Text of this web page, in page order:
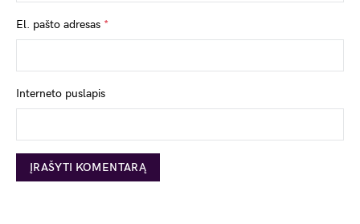
El. pašto adresas *
Interneto puslapis